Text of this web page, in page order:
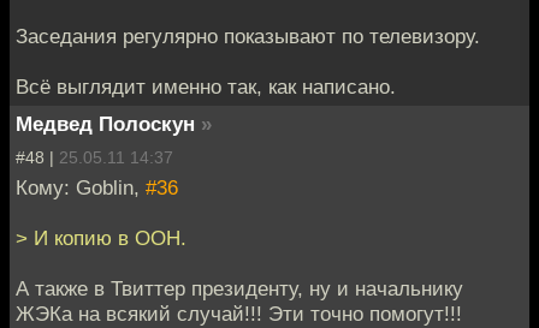
Заседания регулярно показывают по телевизору.
Всё выглядит именно так, как написано.
Медвед Полоскун »
#48 | 25.05.11 14:37
Кому: Goblin, #36
> И копию в ООН.
А также в Твиттер президенту, ну и начальнику
ЖЭКа на всякий случай!!! Эти точно помогут!!!